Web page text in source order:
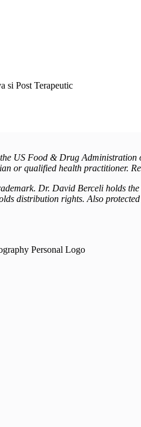
si Post Terapeutic
US Food & Drug Administration
or qualified health practitioner.
Dr. David Berceli holds
distribution rights. Also protected